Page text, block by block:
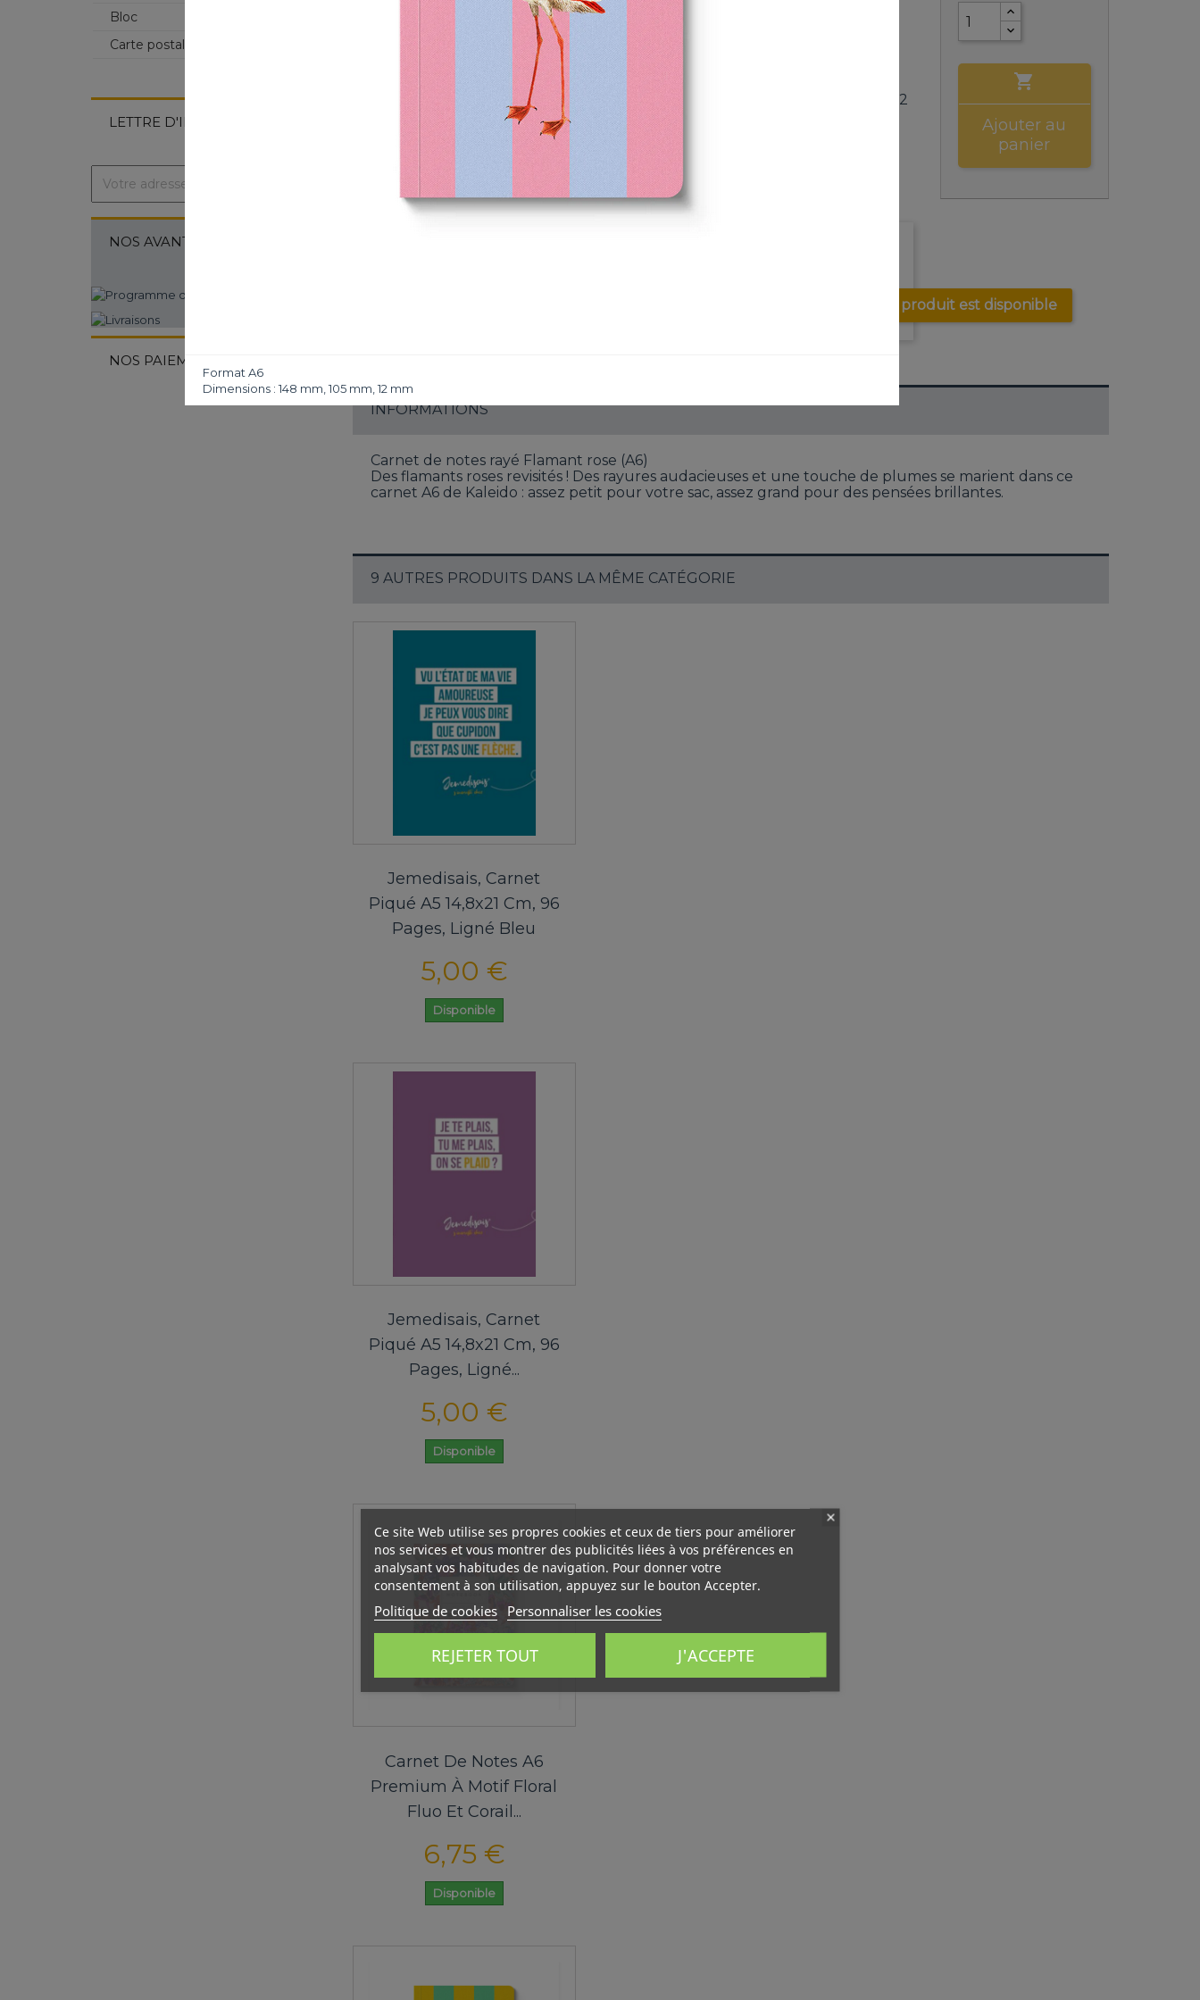
Bloc
Carte postale
LETTRE D'INFORMATION
NOS AVANTAGES ...
NOS PAIEMENTS ...
Dimensions : 148 mm, 105 mm, 12
Prévenez-moi lorsque le produit est disponible

Ajouter au
panier
INFORMATIONS
Carnet de notes rayé Flamant rose (A6)
Des flamants roses revisités ! Des rayures audacieuses et une touche de plumes se marient dans ce
carnet A6 de Kaleido : assez petit pour votre sac, assez grand pour des pensées brillantes.
9 AUTRES PRODUITS DANS LA MÊME CATÉGORIE
Jemedisais, Carnet
Piqué A5 14,8x21 Cm, 96
Pages, Ligné Bleu
5,00 €
Disponible
Jemedisais, Carnet
Piqué A5 14,8x21 Cm, 96
Pages, Ligné...
5,00 €
Disponible
Carnet De Notes A6
Premium À Motif Floral
Fluo Et Corail...
6,75 €
Disponible
Format A6
Dimensions : 148 mm, 105 mm, 12 mm
Ce site Web utilise ses propres cookies et ceux de tiers pour améliorer
nos services et vous montrer des publicités liées à vos préférences en
analysant vos habitudes de navigation. Pour donner votre
consentement à son utilisation, appuyez sur le bouton Accepter.
Politique de cookies Personnaliser les cookies
REJETER TOUT J'ACCEPTE